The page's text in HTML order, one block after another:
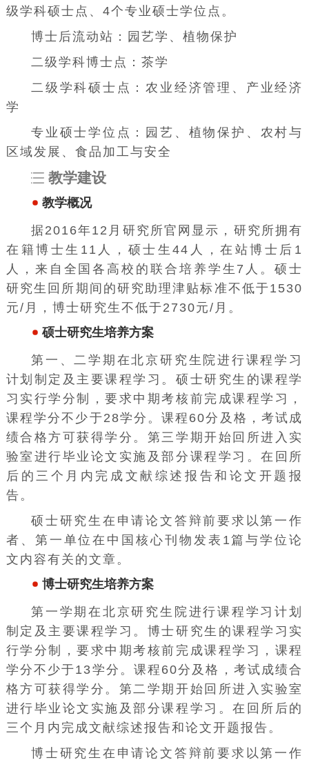
级学科硕士点、4个专业硕士学位点。
博士后流动站：
园艺学 、 植物保护
二级学科博士点： 茶学
二级学科硕士点：农业经济管理 、 产业经济
学
专业硕士学位点：
园艺 、 植物保护 、 农村与
区域发展 、食品加工与安全
教学建设
教学概况
据2016年12月研究所官网显示，研究所拥有
在籍博士生11人，硕士生44人，在站博士后1
人，来自全国各高校的联合培养学生7人。硕士
研究生回所期间的研究助理津贴标准不低于1530
元/月，博士研究生不低于2730元/月。
硕士研究生培养方案
第一、二学期在北京研究生院进行课程学习
计划制定及主要课程学习。硕士研究生的课程学
习实行学分制，要求中期考核前完成课程学习，
课程学分不少于28学分。课程60分及格，考试成
绩合格方可获得学分。第三学期开始回所进入实
验室进行毕业论文实施及部分课程学习。在回所
后的三个月内完成文献综述报告和论文开题报
告。
硕士研究生在申请论文答辩前要求以第一作
者、第一单位在中国核心刊物发表1篇与学位论
文内容有关的文章。
博士研究生培养方案
第一学期在北京研究生院进行课程学习计划
制定及主要课程学习。博士研究生的课程学习实
行学分制，要求中期考核前完成课程学习，课程
学分不少于13学分。课程60分及格，考试成绩合
格方可获得学分。第二学期开始回所进入实验室
进行毕业论文实施及部分课程学习。在回所后的
三个月内完成文献综述报告和论文开题报告。
博士研究生在申请论文答辩前要求以第一作